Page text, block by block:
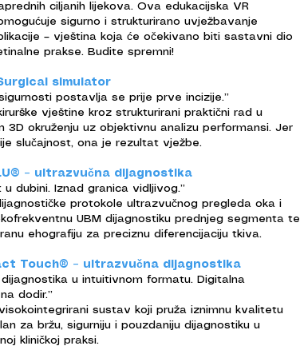
ciljanih lijekova. Ova edukacijska VR
sigurno i strukturirano uvježbavanje
– vještina koja će očekivano biti sastavni dio
prakse. Budite spremni!
Surgical simulator
postavlja se prije prve incizije.”
vještine kroz strukturirani praktični rad u
3D okruženju uz objektivnu analizu performansi. Jer
slučajnost, ona je rezultat vježbe.
– ultrazvučna dijagnostika
u dubini. Iznad granica vidljivog.”
protokole ultrazvučnog pregleda oka i
UBM dijagnostiku prednjeg segmenta te
ehografiju za preciznu diferencijaciju tkiva.
Touch® – ultrazvučna dijagnostika
dijagnostika u intuitivnom formatu. Digitalna
dodir.”
sustav koji pruža iznimnu kvalitetu
za bržu, sigurniju i pouzdaniju dijagnostiku u
kliničkoj praksi.